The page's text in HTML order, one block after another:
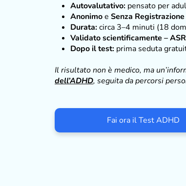
Autovalutativo: pensato per
Anonimoe Senza Registrazione
Durata:circa 3–4 minuti (18
Validato scientificamente –
Dopo il test: prima seduta
Il risultato non è medico, ma
dell’ADHD, seguita da percorsi
Fai ora il Test ADHD